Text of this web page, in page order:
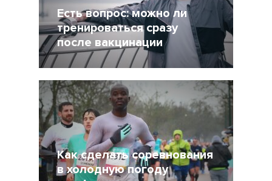
Есть вопрос: можно ли
тренироваться сразу
после вакцинации
Как сделать соревнования
в холодную погоду